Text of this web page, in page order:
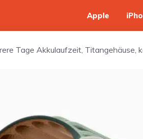
Apple
Tage Akkulaufzeit, Titangehäuse,